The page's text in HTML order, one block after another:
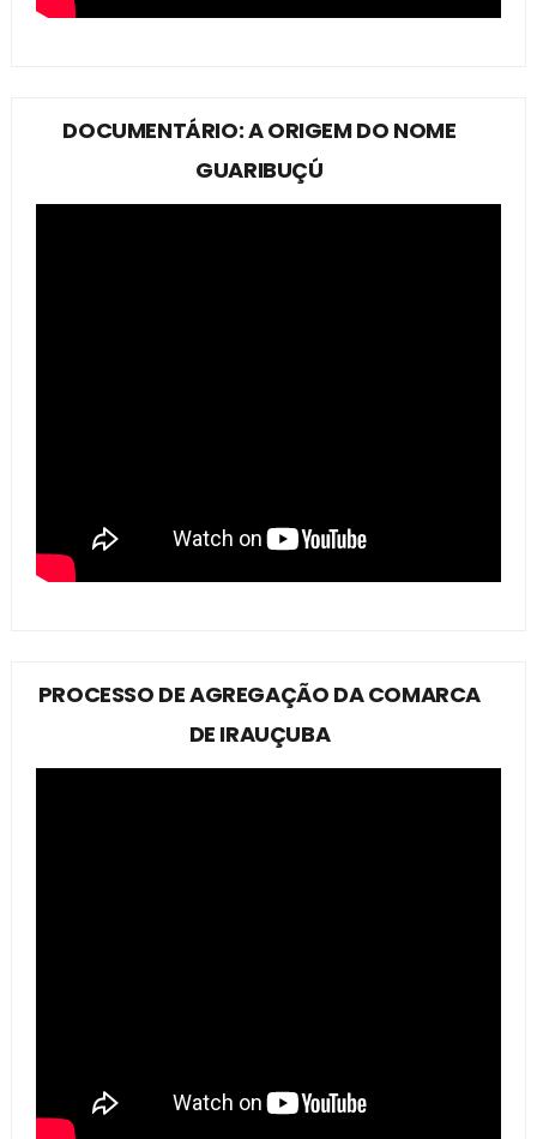
DOCUMENTÁRIO: A ORIGEM DO NOME
GUARIBUÇÚ
PROCESSO DE AGREGAÇÃO DA COMARCA
DE IRAUÇUBA